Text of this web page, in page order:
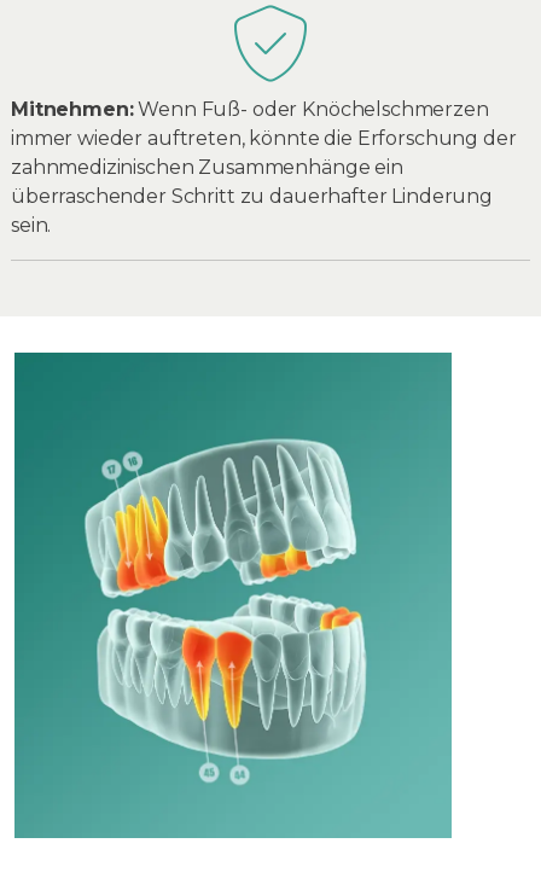
Mitnehmen:Wenn Fuß- oder Knöchelschmerzen
immer wieder auftreten, könnte die Erforschung der
zahnmedizinischen Zusammenhänge ein
überraschender Schritt zu dauerhafter Linderung
sein.